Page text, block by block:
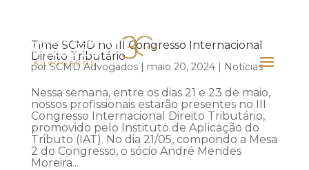
Time SCMD no III Congresso Internacional
Direito Tributário
porSCMD Advogados| maio 20, 2024| Notícias
Nessa semana, entre os dias 21 e 23 de maio,
nossos profissionais estarão presentes no III
Congresso Internacional Direito Tributário,
promovido pelo Instituto de Aplicação do
Tributo (IAT). No dia 21/05, compondo a Mesa
2 do Congresso, o sócio André Mendes
Moreira...